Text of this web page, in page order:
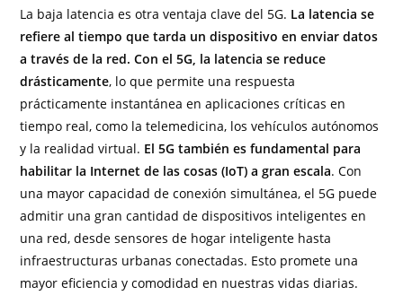
La baja latencia es otra ventaja clave del 5G. La latencia se
refiere al tiempo que tarda un dispositivo en enviar datos
a través de la red. Con el 5G, la latencia se reduce
drásticamente, lo que permite una respuesta
prácticamente instantánea en aplicaciones críticas en
tiempo real, como la telemedicina, los vehículos autónomos
y la realidad virtual. El 5G también es fundamental para
habilitar la Internet de las cosas (IoT) a gran escala. Con
una mayor capacidad de conexión simultánea, el 5G puede
admitir una gran cantidad de dispositivos inteligentes en
una red, desde sensores de hogar inteligente hasta
infraestructuras urbanas conectadas. Esto promete una
mayor eficiencia y comodidad en nuestras vidas diarias.